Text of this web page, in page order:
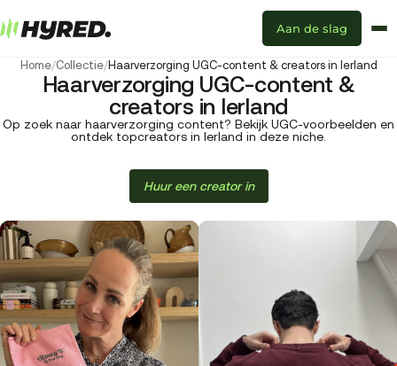
Aan de slag
Home/Collectie/Haarverzorging UGC-content & creators in Ierland
Haarverzorging UGC-content &
creators in Ierland
Op zoek naar haarverzorging content? Bekijk UGC-voorbeelden en
ontdek topcreators in Ierland in deze niche.
Huur een creator in